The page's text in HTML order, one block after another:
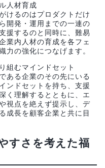
人材育成
けるのはプロダクトだけ
開発・運用までの一連の
援するのと同時に、難易
業内人材の育成を各フェ
力の強化につなげます。
組むマインドセット
ある企業のその先にいる
ンドセットを持ち、支援
く理解するとともに、エ
視点を絶えず提示し、デ
成長を顧客企業と共に目
すさを考えた福